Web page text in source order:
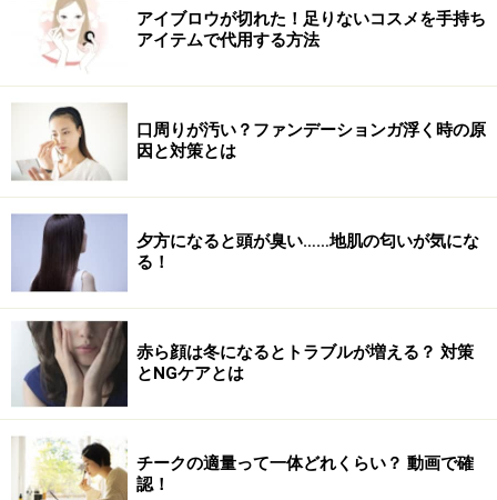
1日中カールキープ＆にじみ知らず！
3：ヒロインメイク ロング＆カールマスカラ スーパー
WP
とにかく速乾のマスカラ！ ビューラーでカールアップし
たまつ毛をそのまま強力ロックします。スーパーウォー
タープルーフ処方でまつ毛をきれいにコーティングして
パンダ目になるのを防ぎます。
まつ毛のカールが落ちやすい方や汗をかきやすくてマス
カラが落ちやすい方におすすめです。マスカラを塗った
あと、まつげ用コームで整えると、きれいに仕上がりま
す。
目の形に添うカーブブラシが塗りやすい
ヒロインメイク ロング＆カールマスカラ スーパーWP
アイブロウが切れた！足りないコスメを手持ち
アイテムで代用する方法
口周りが汚い？ファンデーションガ浮く時の原
因と対策とは
夕方になると頭が臭い……地肌の匂いが気にな
る！
赤ら顔は冬になるとトラブルが増える？ 対策
とNGケアとは
チークの適量って一体どれくらい？ 動画で確
認！